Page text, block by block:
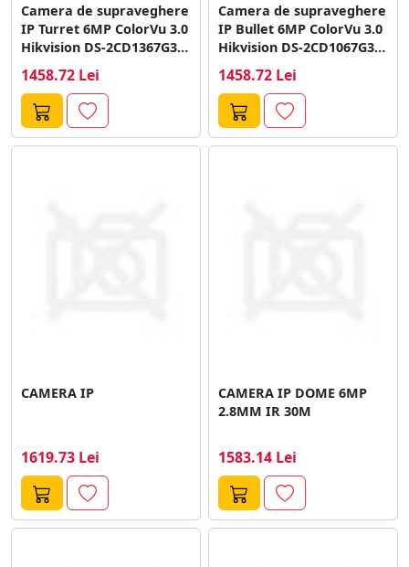
Camera de supraveghere
IP Turret 6MP ColorVu 3.0
Hikvision DS-2CD1367G3-
1458.72 Lei
Camera de supraveghere
IP Bullet 6MP ColorVu 3.0
Hikvision DS-2CD1067G3-
1458.72 Lei
CAMERA IP
1619.73 Lei
CAMERA IP DOME 6MP
2.8MM IR 30M
1583.14 Lei